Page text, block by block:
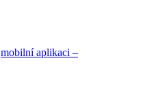
mobilní aplikaci –